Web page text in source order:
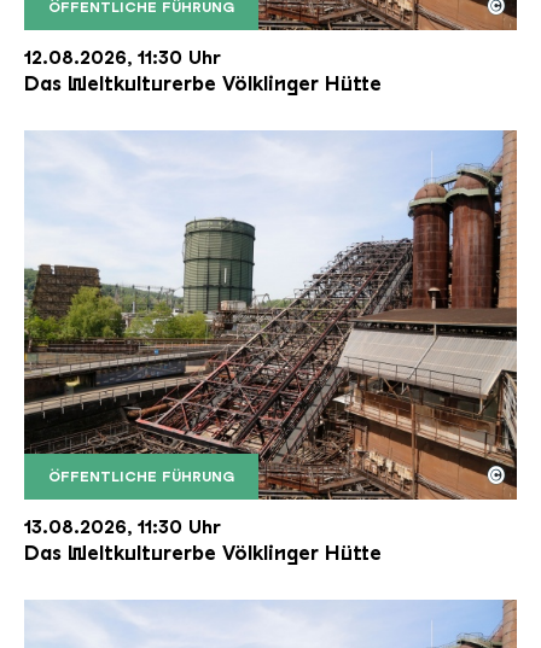
ÖFFENTLICHE FÜHRUNG
Der Erzschrägaufzug der Völklinger Hütte mit
Copyright: Weltkulturerbe Völklinger Hütte | Karl
©
12.08.2026, 11:30 Uhr
Das Weltkulturerbe Völklinger Hütte
ÖFFENTLICHE FÜHRUNG
Der Erzschrägaufzug der Völklinger Hütte mit
Copyright: Weltkulturerbe Völklinger Hütte | Karl
©
13.08.2026, 11:30 Uhr
Das Weltkulturerbe Völklinger Hütte